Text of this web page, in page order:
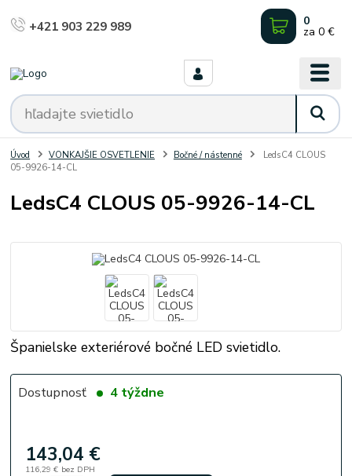
+421 903 229 989 0
za 0 €
Úvod VONKAJŠIE OSVETLENIE Bočné / nástenné
LedsC4 CLOUS
05-9926-14-CL
LedsC4 CLOUS 05-9926-14-CL
Španielske exteriérové bočné LED svietidlo.
Dostupnosť 4 týždne
143,04 €
116,29 € bez DPH